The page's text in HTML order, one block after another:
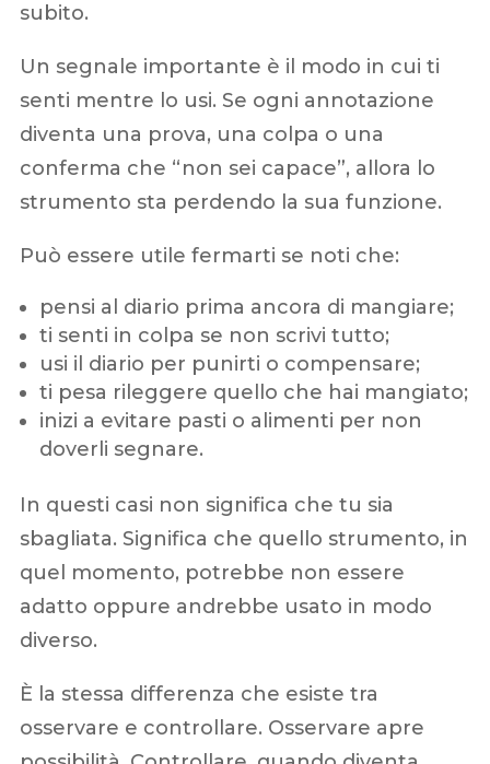
subito.
Un segnale importante è il modo in cui ti
senti mentre lo usi. Se ogni annotazione
diventa una prova, una colpa o una
conferma che “non sei capace”, allora lo
strumento sta perdendo la sua funzione.
Può essere utile fermarti se noti che:
pensi al diario prima ancora di mangiare;
ti senti in colpa se non scrivi tutto;
usi il diario per punirti o compensare;
ti pesa rileggere quello che hai mangiato;
inizi a evitare pasti o alimenti per non
doverli segnare.
In questi casi non significa che tu sia
sbagliata. Significa che quello strumento, in
quel momento, potrebbe non essere
adatto oppure andrebbe usato in modo
diverso.
È la stessa differenza che esiste tra
osservare e controllare. Osservare apre